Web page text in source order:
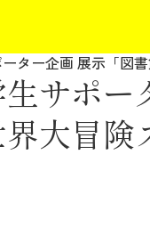
ーター企画 展示「
生サポ
大冒